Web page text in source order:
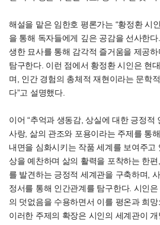
해설을 맡은 임한호 평론가는 “황정환 시
을 통해 독자들에게 깊은 공감을 선사한
생한 묘사를 통해 감각적 즐거움을 제공
탐구한다. 이런 점에서 황정환 시인은 현
며, 인간 경험의 총체적 재현이라는 문학
다”고 설명했다.
이어 “추억과 생동감, 상실에 대한 긍정적
사랑, 삶의 관조와 포용이라는 주제를 통
내면을 심화시키는 작품 세계를 보여주고
상을 예찬하며 삶의 활력을 포착하는 한
를 발견하는 긍정적 세계관을 구축하며,
정서를 통해 인간관계를 탐구한다. 시인
의 덧없음을 수용하면서 이를 평온과 희
이러한 주제의 확장은 시인의 세계관이